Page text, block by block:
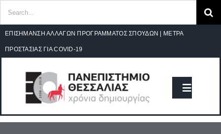
for:
Skip
to
ΕΠΙΣΗΜΑΝΣΗ ΑΛΛΑΓΩΝ ΠΡΟΓΡΑΜΜΑΤΟΣ ΣΠΟΥΔΩΝ ΜΕΤΡΑ
ΠΡΟΣΤΑΣΙΑΣ ΓΙΑ COVID-19
Toggle